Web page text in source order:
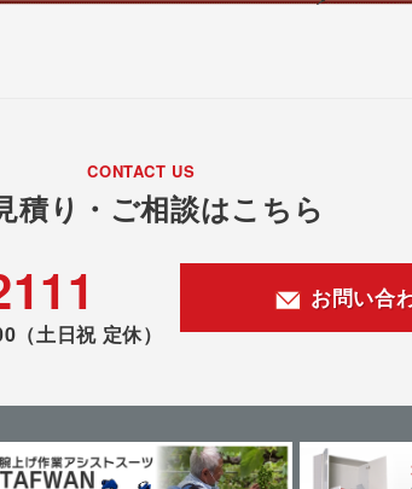
CONTACT US
積り・ご相談はこちら
（土日祝 定休）
お問い合